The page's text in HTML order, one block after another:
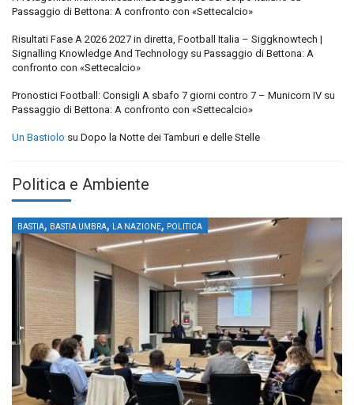
Passaggio di Bettona: A confronto con «Settecalcio»
Risultati Fase A 2026 2027 in diretta, Football Italia – Siggknowtech |
Signalling Knowledge And Technology su Passaggio di Bettona: A
confronto con «Settecalcio»
Pronostici Football: Consigli A sbafo 7 giorni contro 7 – Municorn IV su
Passaggio di Bettona: A confronto con «Settecalcio»
Un Bastiolo su Dopo la Notte dei Tamburi e delle Stelle
Politica e Ambiente
BASTIA, BASTIA UMBRA, LA NAZIONE, POLITICA